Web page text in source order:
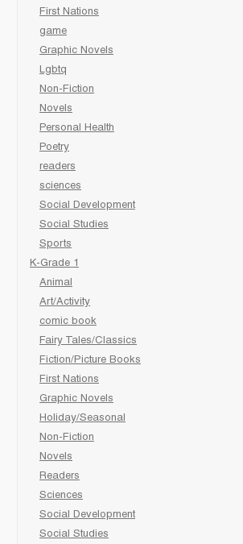
First Nations
game
Graphic Novels
Lgbtq
Non-Fiction
Novels
Personal Health
Poetry
readers
sciences
Social Development
Social Studies
Sports
K-Grade 1
Animal
Art/Activity
comic book
Fairy Tales/Classics
Fiction/Picture Books
First Nations
Graphic Novels
Holiday/Seasonal
Non-Fiction
Novels
Readers
Sciences
Social Development
Social Studies